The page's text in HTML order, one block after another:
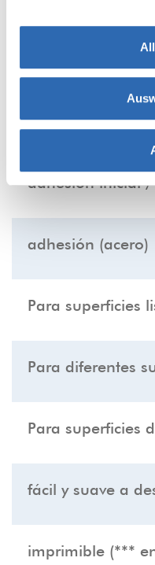
Resistencia al
adhesión inicial /
adhesión (acero)
Para superficies
Para diferentes
Para superficies
fácil y suave a
imprimible (***